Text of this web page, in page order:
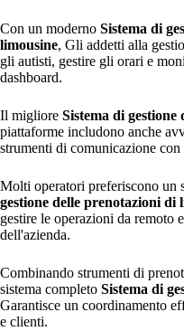
Con un moderno Sistema di
limousine, Gli addetti alla
gli autisti, gestire gli orari e
dashboard.
Il migliore Sistema di
piattaforme includono anche
strumenti di comunicazione
Molti operatori preferiscono un
gestione delle prenotazioni di
gestire le operazioni da remoto
dell'azienda.
Combinando strumenti di
sistema completo Sistema di
Garantisce un coordinamento
e clienti.